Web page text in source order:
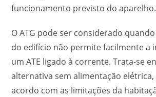
funcionamento previsto do aparelho.
O ATG pode ser considerado
do edifício não permite facilmente a
um ATE ligado à corrente. Trata-se
alternativa sem alimentação
acordo com as limitações da